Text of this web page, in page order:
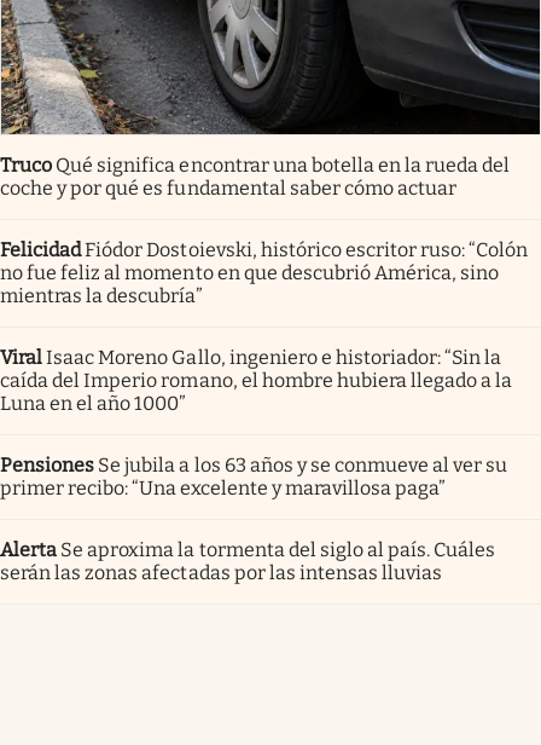
Truco Qué significa encontrar una botella en la rueda del
coche y por qué es fundamental saber cómo actuar
FelicidadFiódor Dostoievski, histórico escritor ruso: “Colón
no fue feliz al momento en que descubrió América, sino
mientras la descubría”
ViralIsaac Moreno Gallo, ingeniero e historiador: “Sin la
caída del Imperio romano, el hombre hubiera llegado a la
Luna en el año 1000”
Pensiones Se jubila a los 63 años y se conmueve al ver su
primer recibo: “Una excelente y maravillosa paga”
Alerta Se aproxima la tormenta del siglo al país. Cuáles
serán las zonas afectadas por las intensas lluvias